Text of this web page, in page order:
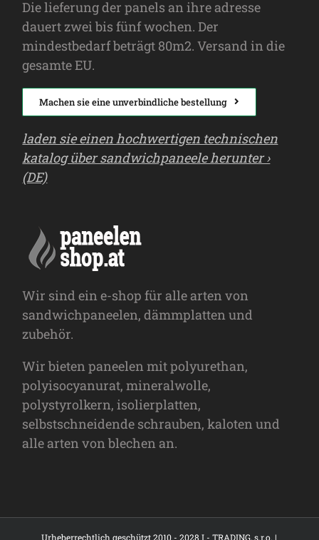
Die lieferung der panels an ihre adresse
dauert zwei bis fünf wochen. Der
mindestbedarf beträgt 80m2. Versand in die
gesamte EU.
Machen sie eine unverbindliche bestellung
laden sie einen hochwertigen technischen
katalog über sandwichpaneele herunter ›
(DE)
Wir sind ein e-shop für alle arten von
sandwichpaneelen, dämmplatten und
zubehör.
Wir bieten paneelen mit polyurethan,
polyisocyanurat, mineralwolle,
polystyrolkern, isolierplatten,
selbstschneidende schrauben, kaloten und
alle arten von blechen an.
Urheberrechtlich geschützt 2010 - 2028 I - TRADING, s.r.o. |